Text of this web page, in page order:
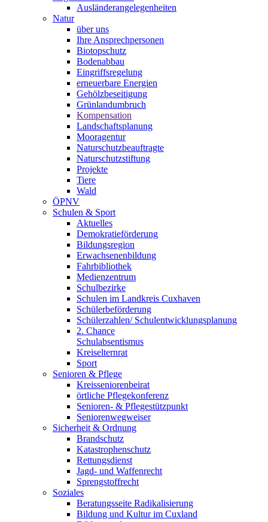
Ausländerangelegenheiten
Natur
über uns
Ihre Ansprechpersonen
Biotopschutz
Bodenabbau
Eingriffsregelung
erneuerbare Energien
Gehölzbeseitigung
Grünlandumbruch
Kompensation
Landschaftsplanung
Mooragentur
Naturschutzbeauftragte
Naturschutzstiftung
Projekte
Tiere
Wald
ÖPNV
Schulen & Sport
Aktuelles
Demokratieförderung
Bildungsregion
Erwachsenenbildung
Fahrbibliothek
Medienzentrum
Schulbezirke
Schulen im Landkreis Cuxhaven
Schülerbeförderung
Schülerzahlen/ Schulentwicklungsplanung
2. Chance
Schulabsentismus
Kreiselternrat
Sport
Senioren & Pflege
Kreisseniorenbeirat
örtliche Pflegekonferenz
Senioren- & Pflegestützpunkt
Seniorenwegweiser
Sicherheit & Ordnung
Brandschutz
Katastrophenschutz
Rettungsdienst
Jagd- und Waffenrecht
Sprengstoffrecht
Soziales
Beratungsseite Radikalisierung
Bildung und Kultur im Cuxland